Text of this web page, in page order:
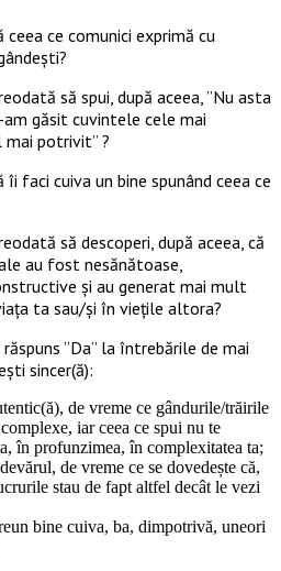
ceea ce comunici exprimă cu
să spui, după aceea, ”Nu asta
găsit cuvintele cele mai
potrivit” ?
îi faci cuiva un bine spunând ceea ce
să descoperi, după aceea, că
au fost nesănătoase,
și au generat mai mult
ta sau/și în viețile altora?
”Da” la întrebările de mai
sincer(ă):
de vreme ce gândurile/trăirile
iar ceea ce spui nu te
în profunzimea, în complexitatea ta;
de vreme ce se dovedește că,
stau de fapt altfel decât le vezi
bine cuiva, ba, dimpotrivă, uneori